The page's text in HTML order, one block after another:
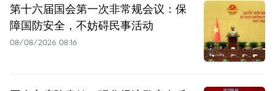
第十六届国会第一次非常规会议：保
障国防安全，不妨碍民事活动
08/08/2026 08:16